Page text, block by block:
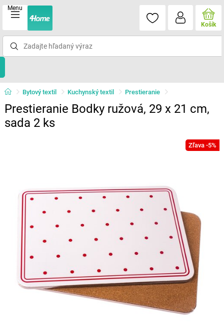
Menu
Košík
Bytový textil Kuchynský textil Prestieranie
Prestieranie Bodky ružová, 29 x 21 cm,
sada 2 ks
Zľava -5%